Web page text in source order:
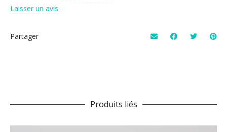
Laisser un avis
Partager
Produits liés